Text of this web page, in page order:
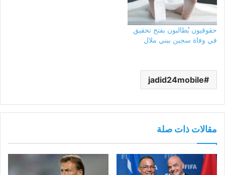
حقوقيون يُطالبون بفتح تحقيق
في وفاة سجين ببني ملال
jadid24mobile
مقالات ذات صلة